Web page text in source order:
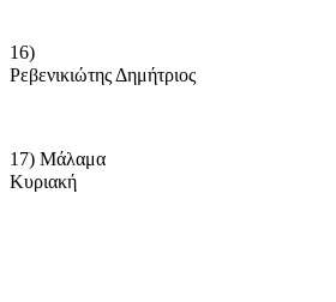
16)
Ρεβενικιώτης Δημήτριος
17) Μάλαμα
Κυριακή